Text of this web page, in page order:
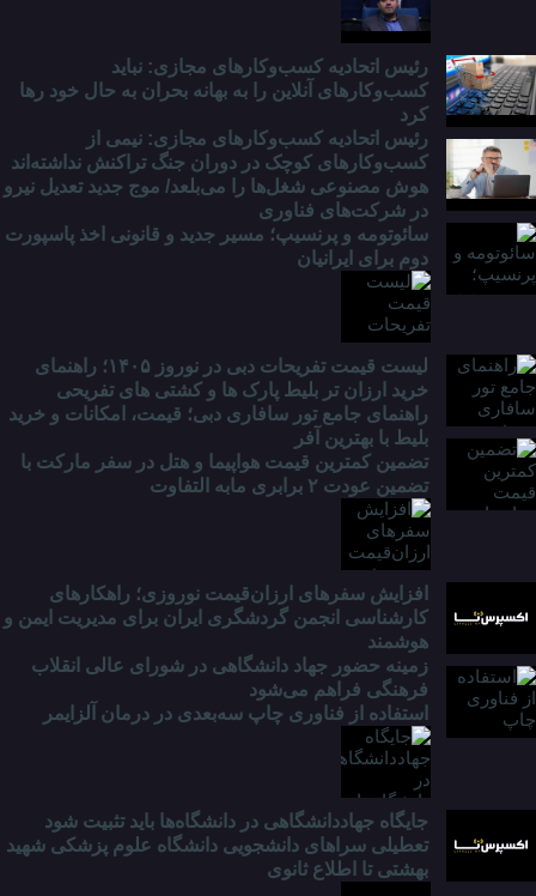
رئیس اتحادیه کسب‌وکارهای مجازی: نباید
کسب‌وکارهای آنلاین را به بهانه بحران به حال خود رها
کرد
رئیس اتحادیه کسب‌وکارهای مجازی: نیمی از
کسب‌وکارهای کوچک در دوران جنگ‌ تراکنش نداشته‌اند
هوش مصنوعی شغل‌ها را می‌بلعد/ موج جدید تعدیل نیرو
در شرکت‌های فناوری
سائوتومه و پرنسیپ؛ مسیر جدید و قانونی اخذ پاسپورت
دوم برای ایرانیان
لیست قیمت تفریحات دبی در نوروز ۱۴۰۵؛ راهنمای
خرید ارزان تر بلیط پارک ها و کشتی های تفریحی
راهنمای جامع تور سافاری دبی؛ قیمت، امکانات و خرید
بلیط با بهترین آفر
تضمین کمترین قیمت هواپیما و هتل در سفر مارکت با
تضمین عودت ۲ برابری مابه التفاوت
افزایش سفرهای ارزان‌قیمت نوروزی؛ راهکارهای
کارشناسی انجمن گردشگری ایران برای مدیریت ایمن و
هوشمند
چه
خبر؟
زمینه حضور جهاد دانشگاهی در شورای عالی انقلاب
فرهنگی فراهم می‌شود
استفاده از فناوری چاپ سه‌بعدی در درمان آلزایمر
جایگاه جهاددانشگاهی در دانشگاه‌ها باید تثبیت شود
تعطیلی سراهای دانشجویی دانشگاه علوم پزشکی شهید
بهشتی تا اطلاع ثانوی